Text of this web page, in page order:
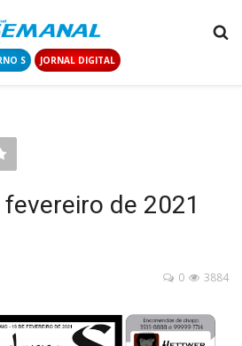
S JORNAL DIGITAL
de 2021
3884
0